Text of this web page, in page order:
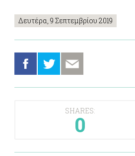
Δευτέρα, 9 Σεπτεμβρίου 2019
SHARES:
0